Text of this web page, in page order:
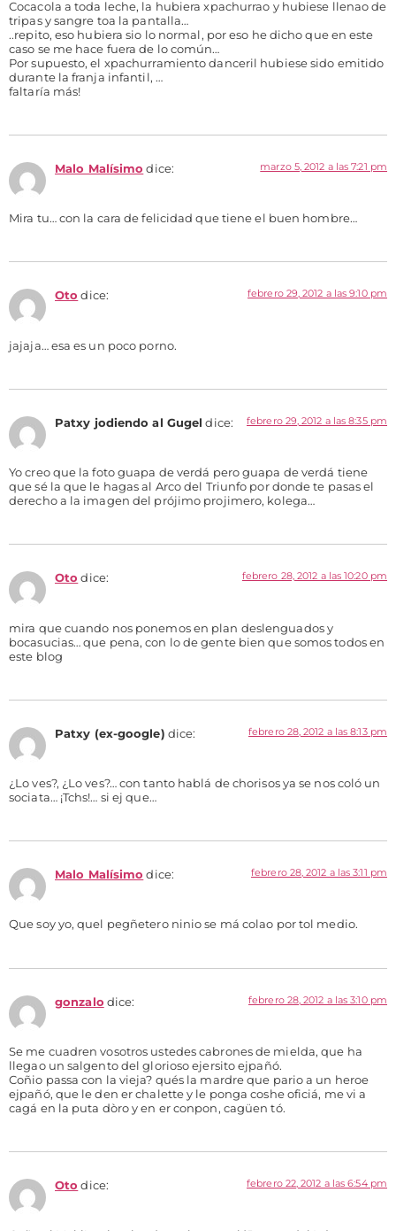
Cocacola a toda leche, la hubiera xpachurrao y hubiese llenao de
tripas y sangre toa la pantalla…
..repito, eso hubiera sio lo normal, por eso he dicho que en este
caso se me hace fuera de lo común…
Por supuesto, el xpachurramiento danceril hubiese sido emitido
durante la franja infantil, …
faltaría más!
Malo Malísimo dice: marzo 5, 2012 a las 7:21 pm
Mira tu… con la cara de felicidad que tiene el buen hombre…
Oto dice: febrero 29, 2012 a las 9:10 pm
jajaja… esa es un poco porno.
Patxy jodiendo al Gugel dice: febrero 29, 2012 a las 8:35 pm
Yo creo que la foto guapa de verdá pero guapa de verdá tiene
que sé la que le hagas al Arco del Triunfo por donde te pasas el
derecho a la imagen del prójimo projimero, kolega…
Oto dice: febrero 28, 2012 a las 10:20 pm
mira que cuando nos ponemos en plan deslenguados y
bocasucias… que pena, con lo de gente bien que somos todos en
este blog
Patxy (ex-google) dice: febrero 28, 2012 a las 8:13 pm
¿Lo ves?, ¿Lo ves?… con tanto hablá de chorisos ya se nos coló un
sociata… ¡Tchs!… si ej que…
Malo Malísimo dice: febrero 28, 2012 a las 3:11 pm
Que soy yo, quel pegñetero ninio se má colao por tol medio.
gonzalo dice: febrero 28, 2012 a las 3:10 pm
Se me cuadren vosotros ustedes cabrones de mielda, que ha
llegao un salgento del glorioso ejersito ejpañó.
Coñio passa con la vieja? qués la mardre que pario a un heroe
ejpañó, que le den er chalette y le ponga coshe oficiá, me vi a
cagá en la puta dòro y en er conpon, cagüen tó.
Oto dice: febrero 22, 2012 a las 6:54 pm